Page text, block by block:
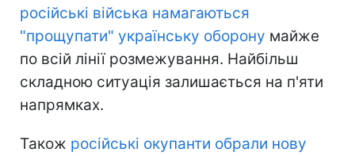
російські війська намагаються
"прощупати" українську оборону майже
по всій лінії розмежування. Найбільш
складною ситуація залишається на п'яти
напрямках.
Також російські окупанти обрали нову